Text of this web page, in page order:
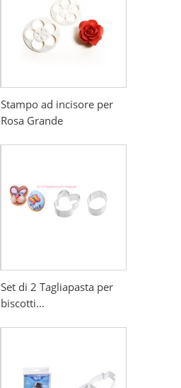
Stampo ad incisore per
Rosa Grande
Set di 2 Tagliapasta per
biscotti...